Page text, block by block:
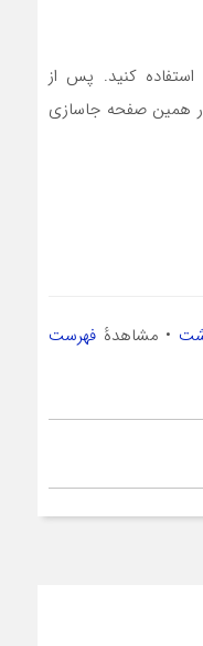
استفاده کنید. پس از
همین صفحه جاسازی
• مشاهدهٔ فهرست